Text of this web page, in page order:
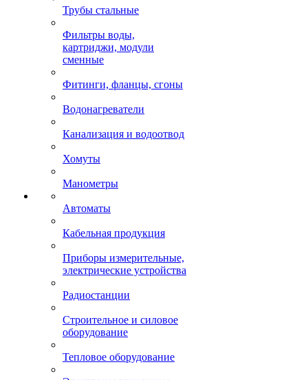
Трубы стальные
Фильтры воды,
картриджи, модули
сменные
Фитинги, фланцы, сгоны
Водонагреватели
Канализация и водоотвод
Хомуты
Манометры
Автоматы
Кабельная продукция
Приборы измерительные,
электрические устройства
Радиостанции
Строительное и силовое
оборудование
Тепловое оборудование